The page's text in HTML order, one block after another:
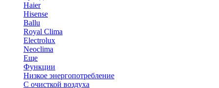
Haier
Hisense
Ballu
Royal Clima
Electrolux
Neoclima
Еще
Функции
Низкое энергопотребление
С очисткой воздуха